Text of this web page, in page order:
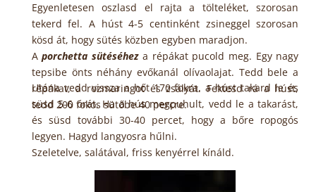
Egyenletesen oszlasd el rajta a tölteléket, szorosan
tekerd fel. A húst 4-5 centinként zsineggel szorosan
kösd át, hogy sütés közben egyben maradjon.
Aporchetta sütéséheza répákat pucold meg. Egy nagy
tepsibe önts néhány evőkanál olívaolajat. Tedd bele a
répákat, a rozmaringot és zsályát. Fektesd rá a húst,
tedd 200 fokos sütőbe 40 percre.
Utána vedd vissza a hőt 170 fokra, a húst takard le és
süsd 5-6 órát. Ha a hús megpuhult, vedd le a takarást,
és süsd további 30-40 percet, hogy a bőre ropogós
legyen. Hagyd langyosra hűlni.
Szeletelve, salátával, friss kenyérrel kínáld.